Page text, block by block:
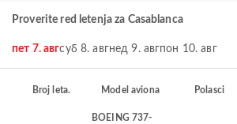
Proverite red letenja za Casablanca
пет 7. авгсуб 8. авгнед 9. авгпон 10. авг
Broj leta. Model aviona Polasci
BOEING 737-